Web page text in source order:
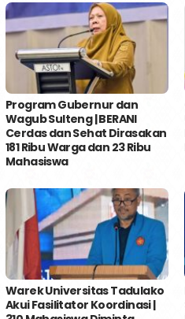
Program Gubernur dan
Wagub Sulteng | BERANI
Cerdas dan Sehat Dirasakan
181 Ribu Warga dan 23 Ribu
Mahasiswa
Warek Universitas Tadulako
Akui Fasilitator Koordinasi |